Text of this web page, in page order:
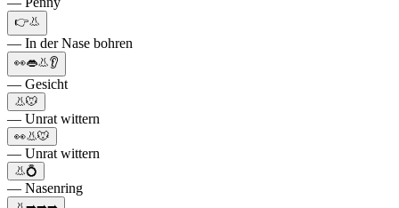
👉👃
— In der Nase bohren
👀👄👃👂
— Gesicht
👃🐭
— Unrat wittern
👀👃🐭
— Unrat wittern
👃💍
— Nasenring